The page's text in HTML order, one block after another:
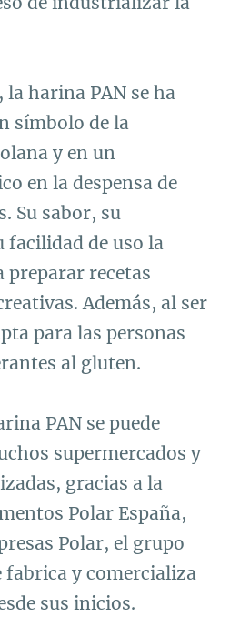
la harina PAN se ha
símbolo de la
y en un
en la despensa de
Su sabor, su
facilidad de uso la
preparar recetas
Además, al ser
para las personas
al gluten.
PAN se puede
supermercados y
gracias a la
Polar España,
Polar, el grupo
fabrica y comercializa
sus inicios.